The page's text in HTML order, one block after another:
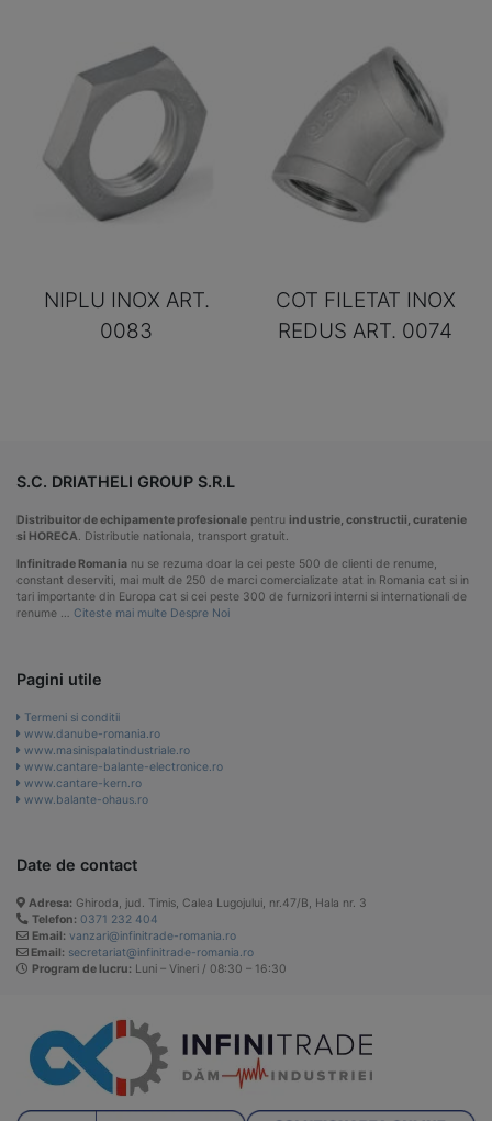
NIPLU INOX ART.
0083
COT FILETAT INOX
REDUS ART. 0074
S.C. DRIATHELI GROUP S.R.L
Distribuitor de echipamente profesionale pentru industrie, constructii, curatenie
si HORECA. Distributie nationala, transport gratuit.
Infinitrade Romania nu se rezuma doar la cei peste 500 de clienti de renume,
constant deserviti, mai mult de 250 de marci comercializate atat in Romania cat si in
tari importante din Europa cat si cei peste 300 de furnizori interni si internationali de
renume … Citeste mai multe Despre Noi
Pagini utile
Termeni si conditii
www.danube-romania.ro
www.masinispalatindustriale.ro
www.cantare-balante-electronice.ro
www.cantare-kern.ro
www.balante-ohaus.ro
Date de contact
Adresa: Ghiroda, jud. Timis, Calea Lugojului, nr.47/B, Hala nr. 3
Telefon: 0371 232 404
Email: vanzari@infinitrade-romania.ro
Email: secretariat@infinitrade-romania.ro
Program de lucru: Luni – Vineri / 08:30 – 16:30